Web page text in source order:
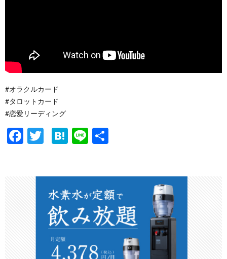
#オラクルカード
#タロットカード
#恋愛リーディング
F
T
er
H
n
a
Li